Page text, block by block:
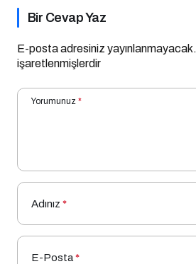
Bir Cevap Yaz
E-posta adresiniz yayınlanmayacak.
işaretlenmişlerdir
Yorumunuz *
Adınız *
E-Posta*